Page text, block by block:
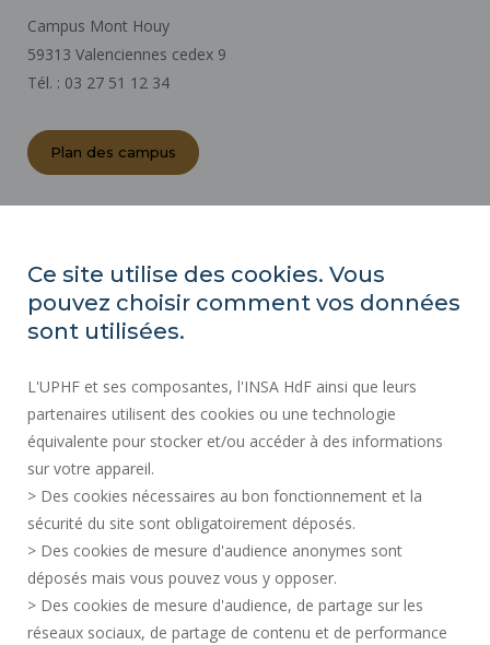
Campus Mont Houy
59313 Valenciennes cedex 9
Tél. : 03 27 51 12 34
Plan des campus
PLAN DU SITE
PLAN DES CAMPUS
MENTIONS LÉGALES
CONTACTS
SERVICES PUBLICS +
CRÉDITS
JE DONNE MON AVIS
ACCESSIBILITÉ : NON CONFORME
Ce site utilise des cookies. Vous
pouvez choisir comment vos données
sont utilisées.
L'UPHF et ses composantes, l'INSA HdF ainsi que leurs
partenaires utilisent des cookies ou une technologie
équivalente pour stocker et/ou accéder à des informations
sur votre appareil.
> Des cookies nécessaires au bon fonctionnement et la
sécurité du site sont obligatoirement déposés.
> Des cookies de mesure d'audience anonymes sont
déposés mais vous pouvez vous y opposer.
> Des cookies de mesure d'audience, de partage sur les
réseaux sociaux, de partage de contenu et de performance